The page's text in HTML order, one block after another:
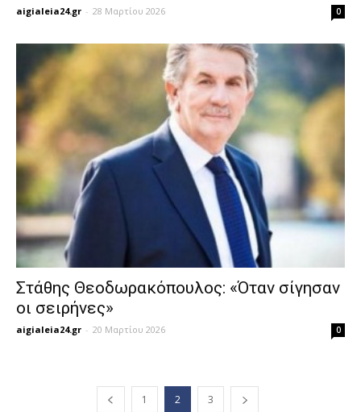
aigialeia24.gr - 28 Μαρτίου 2026 0
Στάθης Θεοδωρακόπουλος: «Όταν σίγησαν
οι σειρήνες»
aigialeia24.gr - 20 Μαρτίου 2026 0
1 2 3